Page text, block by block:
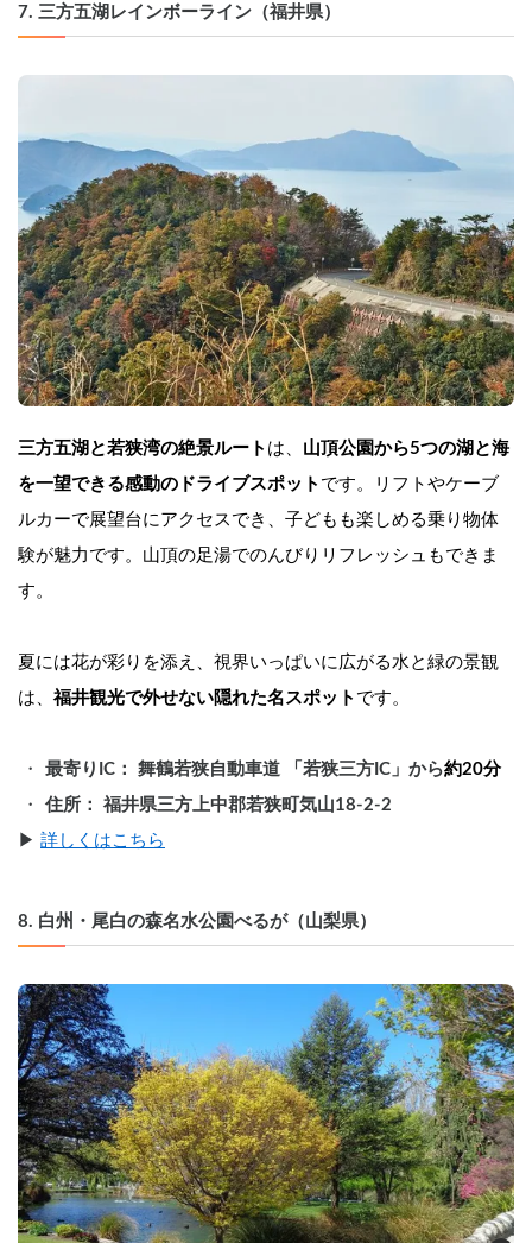
7. 三方五湖レインボーライン（福井県）
三方五湖と若狭湾の絶景ルート は、 山頂公園から5つの湖と海
を一望できる感動のドライブスポット です。リフトやケーブ
ルカーで展望台にアクセスでき、子どもも楽しめる乗り物体
験が魅力です。山頂の足湯でのんびりリフレッシュもできま
す。
夏には花が彩りを添え、視界いっぱいに広がる水と緑の景観
は、 福井観光で外せない隠れた名スポット です。
最寄りIC： 舞鶴若狭自動車道 「若狭三方IC」から約20分
住所： 福井県三方上中郡若狭町気山18-2-2
▶︎ 詳しくはこちら
8. 白州・尾白の森名水公園べるが（山梨県）